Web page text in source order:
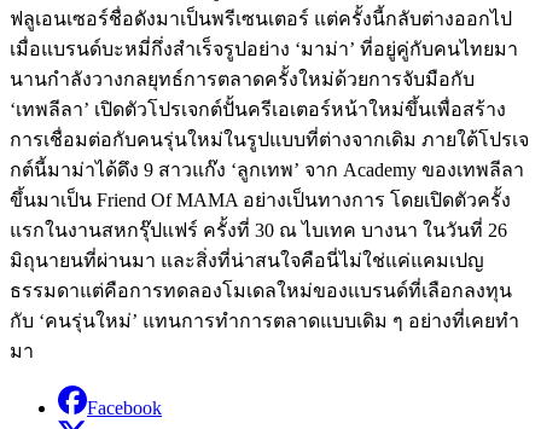
ฟลูเอนเซอร์ชื่อดังมาเป็นพรีเซนเตอร์ แต่ครั้งนี้กลับต่างออกไป
เมื่อแบรนด์บะหมี่กึ่งสำเร็จรูปอย่าง ‘มาม่า’ ที่อยู่คู่กับคนไทยมา
นานกำลังวางกลยุทธ์การตลาดครั้งใหม่ด้วยการจับมือกับ
‘เทพลีลา’ เปิดตัวโปรเจกต์ปั้นครีเอเตอร์หน้าใหม่ขึ้นเพื่อสร้าง
การเชื่อมต่อกับคนรุ่นใหม่ในรูปแบบที่ต่างจากเดิม ภายใต้โปรเจ
กต์นี้มาม่าได้ดึง 9 สาวแก๊ง ‘ลูกเทพ’ จาก Academy ของเทพลีลา
ขึ้นมาเป็น Friend Of MAMA อย่างเป็นทางการ โดยเปิดตัวครั้ง
แรกในงานสหกรุ๊ปแฟร์ ครั้งที่ 30 ณ ไบเทค บางนา ในวันที่ 26
มิถุนายนที่ผ่านมา และสิ่งที่น่าสนใจคือนี่ไม่ใช่แค่แคมเปญ
ธรรมดาแต่คือการทดลองโมเดลใหม่ของแบรนด์ที่เลือกลงทุน
กับ ‘คนรุ่นใหม่’ แทนการทำการตลาดแบบเดิม ๆ อย่างที่เคยทำ
มา
Facebook